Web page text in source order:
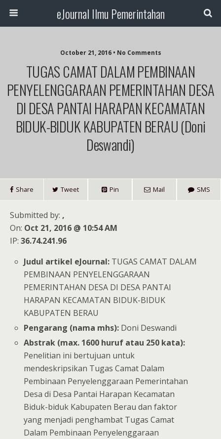
eJournal Ilmu Pemerintahan
October 21, 2016 • No Comments
TUGAS CAMAT DALAM PEMBINAAN
PENYELENGGARAAN PEMERINTAHAN DESA
DI DESA PANTAI HARAPAN KECAMATAN
BIDUK-BIDUK KABUPATEN BERAU (Doni
Deswandi)
Share Tweet Pin Mail SMS
Submitted by: ,
On: Oct 21, 2016 @ 10:54 AM
IP: 36.74.241.96
Judul artikel eJournal: TUGAS CAMAT DALAM
PEMBINAAN PENYELENGGARAAN
PEMERINTAHAN DESA DI DESA PANTAI
HARAPAN KECAMATAN BIDUK-BIDUK
KABUPATEN BERAU
Pengarang (nama mhs): Doni Deswandi
Abstrak (max. 1600 huruf atau 250 kata):
Penelitian ini bertujuan untuk
mendeskripsikan Tugas Camat Dalam
Pembinaan Penyelenggaraan Pemerintahan
Desa di Desa Pantai Harapan Kecamatan
Biduk-biduk Kabupaten Berau dan faktor
yang menjadi penghambat Tugas Camat
Dalam Pembinaan Penyelenggaraan